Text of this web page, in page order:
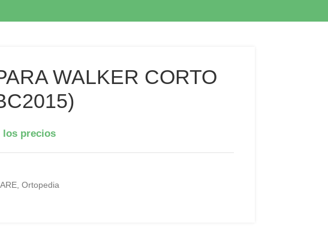
WALKER CORTO
los precios
, Ortopedia